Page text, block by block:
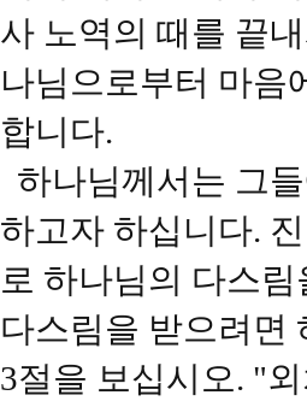
사 노역의 때를 끝
나님으로부터 마음
합니다.
하나님께서는 그
하고자 하십니다.
로 하나님의 다스
다스림을 받으려면
3절을 보십시오. "